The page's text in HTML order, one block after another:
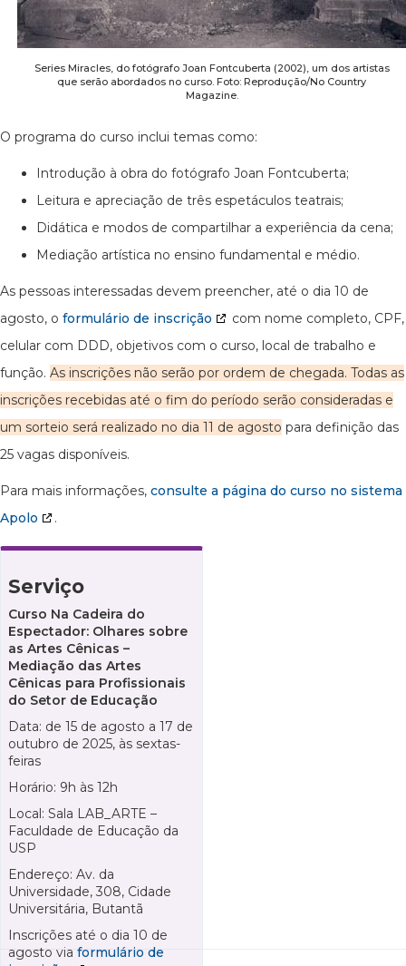
Series Miracles, do fotógrafo Joan Fontcuberta (2002), um dos artistas
que serão abordados no curso. Foto: Reprodução/No Country
Magazine.
O programa do curso inclui temas como:
Introdução à obra do fotógrafo Joan Fontcuberta;
Leitura e apreciação de três espetáculos teatrais;
Didática e modos de compartilhar a experiência da cena;
Mediação artística no ensino fundamental e médio.
As pessoas interessadas devem preencher, até o dia 10 de
agosto, o formulário de inscrição
com nome completo, CPF,
celular com DDD, objetivos com o curso, local de trabalho e
função. As inscrições não serão por ordem de chegada. Todas as
inscrições recebidas até o fim do período serão consideradas e
um sorteio será realizado no dia 11 de agosto para definição das
25 vagas disponíveis.
Para mais informações, consulte a página do curso no sistema
Apolo
.
Serviço
Curso Na Cadeira do
Espectador: Olhares sobre
as Artes Cênicas –
Mediação das Artes
Cênicas para Profissionais
do Setor de Educação
Data: de 15 de agosto a 17 de
outubro de 2025, às sextas-
feiras
Horário: 9h às 12h
Local: Sala LAB_ARTE –
Faculdade de Educação da
USP
Endereço: Av. da
Universidade, 308, Cidade
Universitária, Butantã
Inscrições até o dia 10 de
agosto via formulário de